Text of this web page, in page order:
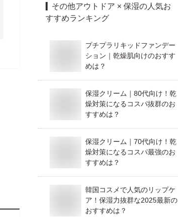
その他アウトドア × 保湿の人気お
すすめランキング
プチプラリキッドファンデー
ション｜乾燥肌向けのおすす
めは？
保湿クリーム｜80代向け！乾
燥対策になるコスパ抜群のお
すすめは？
保湿クリーム｜70代向け！乾
燥対策になるコスパ最強のお
すすめは？
韓国コスメで人気のリップケ
ア！保湿力抜群な2025最新の
おすすめは？